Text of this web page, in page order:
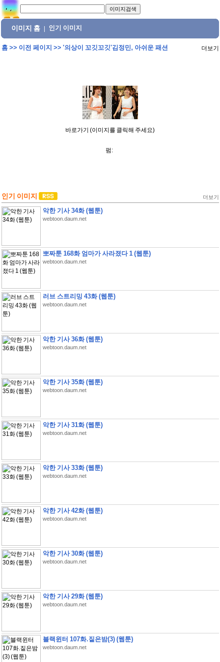
이미지 홈 인기 이미지
홈>> 이전 페이지 >> '의상이 꼬깃꼬깃'김정민, 아쉬운 패션 더보기
바로가기 (이미지를 클릭해 주세요)
펌:
인기 이미지 더보기
악한 기사 34화 (웹툰)
webtoon.daum.net
뽀짜툰 168화 엄마가 사라졌다 1 (웹툰)
webtoon.daum.net
러브 스트리밍 43화 (웹툰)
webtoon.daum.net
악한 기사 36화 (웹툰)
webtoon.daum.net
악한 기사 35화 (웹툰)
webtoon.daum.net
악한 기사 31화 (웹툰)
webtoon.daum.net
악한 기사 33화 (웹툰)
webtoon.daum.net
악한 기사 42화 (웹툰)
webtoon.daum.net
악한 기사 30화 (웹툰)
webtoon.daum.net
악한 기사 29화 (웹툰)
webtoon.daum.net
블랙윈터 107화.짙은밤(3) (웹툰)
webtoon.daum.net